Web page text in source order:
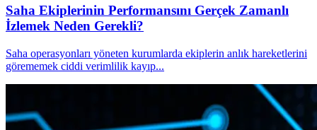
Saha Ekiplerinin Performansını Gerçek Zamanlı
İzlemek Neden Gerekli?
Saha operasyonları yöneten kurumlarda ekiplerin anlık hareketlerini
görememek ciddi verimlilik kayıp...